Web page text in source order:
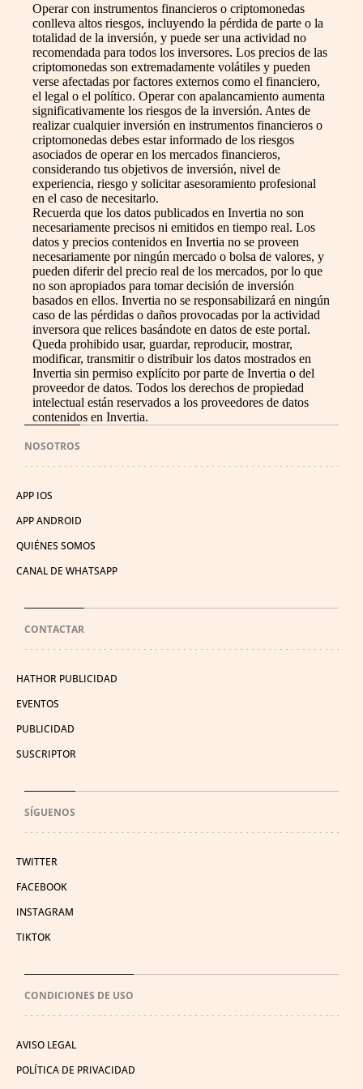
Operar con instrumentos financieros o criptomonedas
conlleva altos riesgos, incluyendo la pérdida de parte o la
totalidad de la inversión, y puede ser una actividad no
recomendada para todos los inversores. Los precios de las
criptomonedas son extremadamente volátiles y pueden
verse afectadas por factores externos como el financiero,
el legal o el político. Operar con apalancamiento aumenta
significativamente los riesgos de la inversión. Antes de
realizar cualquier inversión en instrumentos financieros o
criptomonedas debes estar informado de los riesgos
asociados de operar en los mercados financieros,
considerando tus objetivos de inversión, nivel de
experiencia, riesgo y solicitar asesoramiento profesional
en el caso de necesitarlo.
Recuerda que los datos publicados en Invertia no son
necesariamente precisos ni emitidos en tiempo real. Los
datos y precios contenidos en Invertia no se proveen
necesariamente por ningún mercado o bolsa de valores, y
pueden diferir del precio real de los mercados, por lo que
no son apropiados para tomar decisión de inversión
basados en ellos. Invertia no se responsabilizará en ningún
caso de las pérdidas o daños provocadas por la actividad
inversora que relices basándote en datos de este portal.
Queda prohibido usar, guardar, reproducir, mostrar,
modificar, transmitir o distribuir los datos mostrados en
Invertia sin permiso explícito por parte de Invertia o del
proveedor de datos. Todos los derechos de propiedad
intelectual están reservados a los proveedores de datos
contenidos en Invertia.
NOSOTROS
APP IOS
APP ANDROID
QUIÉNES SOMOS
CANAL DE WHATSAPP
CONTACTAR
HATHOR PUBLICIDAD
EVENTOS
PUBLICIDAD
SUSCRIPTOR
SÍGUENOS
TWITTER
FACEBOOK
INSTAGRAM
TIKTOK
CONDICIONES DE USO
AVISO LEGAL
POLÍTICA DE PRIVACIDAD